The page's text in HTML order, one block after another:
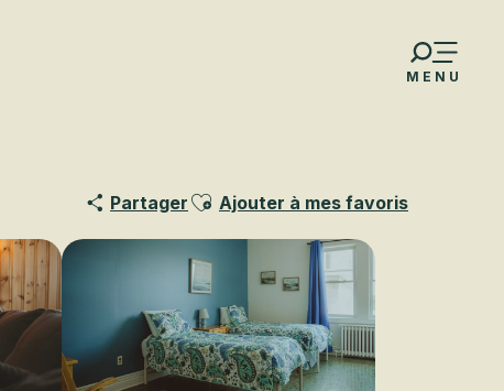
MENU
Partager Ajouter aux favoris
Ajouter à mes favoris